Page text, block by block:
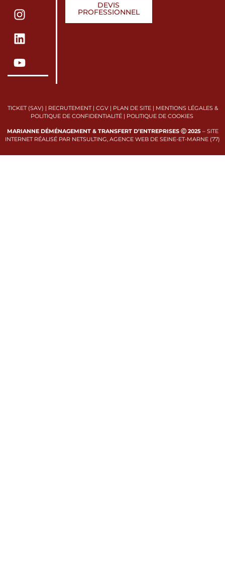
DEVIS
PROFESSIONNEL
TICKET (SAV) | RECRUTEMENT| CGV| PLAN DE SITE| MENTIONS LÉGALES &
POLITIQUE DE CONFIDENTIALITÉ| POLITIQUE DE COOKIES
MARIANNE DÉMÉNAGEMENT & TRANSFERT D’ENTREPRISES Ⓒ 2025– SITE
INTERNET RÉALISÉ PAR NETSULTING, AGENCE WEB DE SEINE-ET-MARNE (77)